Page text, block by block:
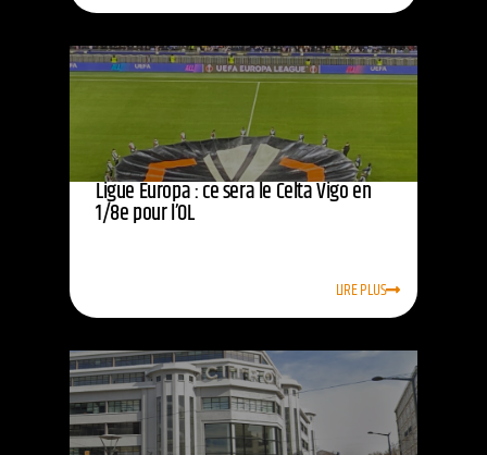
Ligue Europa : ce sera le Celta Vigo en
1/8e pour l’OL
LIRE PLUS